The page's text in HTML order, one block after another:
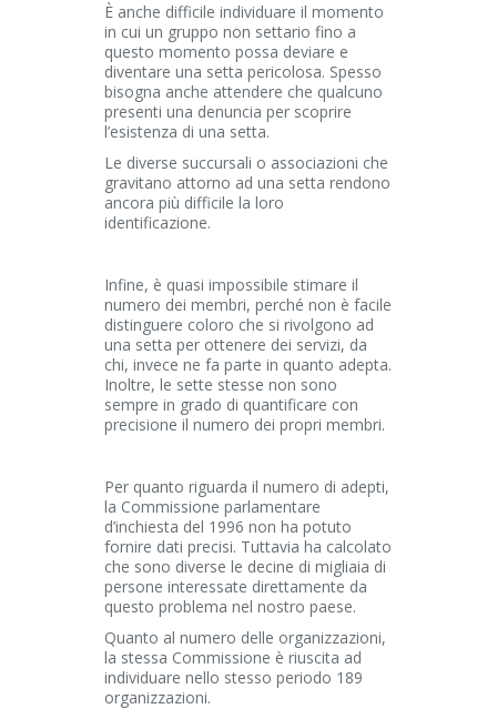
È anche difficile individuare il momento
in cui un gruppo non settario fino a
questo momento possa deviare e
diventare una setta pericolosa. Spesso
bisogna anche attendere che qualcuno
presenti una denuncia per scoprire
l’esistenza di una setta.
Le diverse succursali o associazioni che
gravitano attorno ad una setta rendono
ancora più difficile la loro
identificazione.
Infine, è quasi impossibile stimare il
numero dei membri, perché non è facile
distinguere coloro che si rivolgono ad
una setta per ottenere dei servizi, da
chi, invece ne fa parte in quanto adepta.
Inoltre, le sette stesse non sono
sempre in grado di quantificare con
precisione il numero dei propri membri.
Per quanto riguarda il numero di adepti,
la Commissione parlamentare
d’inchiesta del 1996 non ha potuto
fornire dati precisi. Tuttavia ha calcolato
che sono diverse le decine di migliaia di
persone interessate direttamente da
questo problema nel nostro paese.
Quanto al numero delle organizzazioni,
la stessa Commissione è riuscita ad
individuare nello stesso periodo 189
organizzazioni.